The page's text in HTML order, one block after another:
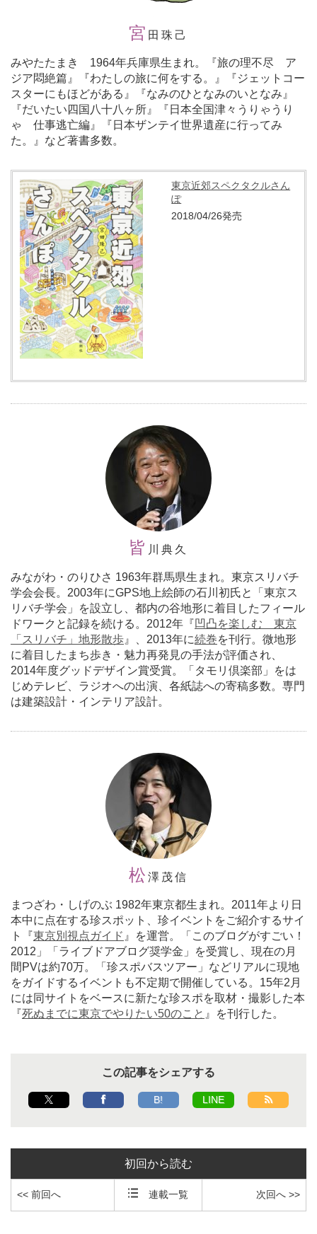
宮 田珠己
みやたたまき 1964年兵庫県生まれ。『旅の理不尽 ア
ジア悶絶篇』『わたしの旅に何をする。』『ジェットコー
スターにもほどがある』『なみのひとなみのいとなみ』
『だいたい四国八十八ヶ所』『日本全国津々うりゃうり
ゃ 仕事逃亡編』『日本ザンテイ世界遺産に行ってみ
た。』など著書多数。
東京近郊スペクタクルさん
ぽ
2018/04/26発売
皆 川典久
みながわ・のりひさ 1963年群馬県生まれ。東京スリバチ
学会会長。2003年にGPS地上絵師の石川初氏と「東京ス
リバチ学会」を設立し、都内の谷地形に着目したフィール
ドワークと記録を続ける。2012年『凹凸を楽しむ 東京
「スリバチ」地形散歩 』、2013年に続巻を刊行。微地形
に着目したまち歩き・魅力再発見の手法が評価され、
2014年度グッドデザイン賞受賞。「タモリ倶楽部」をは
じめテレビ、ラジオへの出演、各紙誌への寄稿多数。専門
は建築設計・インテリア設計。
松 澤茂信
まつざわ・しげのぶ 1982年東京都生まれ。2011年より日
本中に点在する珍スポット、珍イベントをご紹介するサイ
ト『東京別視点ガイド 』を運営。「このブログがすごい！
2012」「ライブドアブログ奨学金」を受賞し、現在の月
間PVは約70万。「珍スポバスツアー」などリアルに現地
をガイドするイベントも不定期で開催している。15年2月
には同サイトをベースに新たな珍スポを取材・撮影した本
『死ぬまでに東京でやりたい50のこと 』を刊行した。
この記事をシェアする
B! LINE
初回から読む
<< 前回へ 連載一覧 次回へ >>